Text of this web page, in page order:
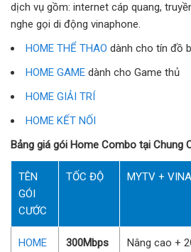
dịch vụ gồm: internet cáp quang,
nghe gọi di động vinaphone.
HOME THỂ THAO dành cho tín đồ
HOME GAME dành cho Game thủ
HOME GIẢI TRÍ
HOME KẾT NỐI
Bảng giá gói Home Combo tại Chung
TÊN
GÓI
CƯỚC
TỐC ĐỘ MYTV +
HOME
300Mbps
Nâng cao +